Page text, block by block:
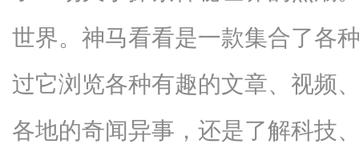
世界。神马看看是一款集合了各
过它浏览各种有趣的文章、视频
各地的奇闻异事，还是了解科技